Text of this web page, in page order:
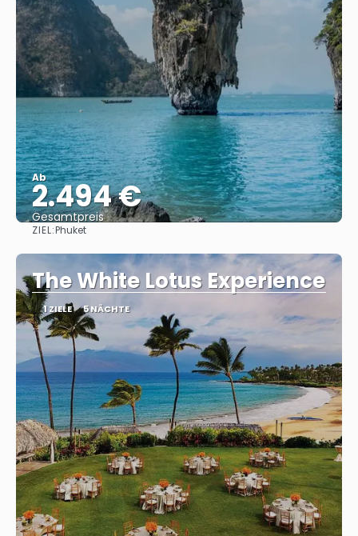
Ab
2.494 €
Gesamtpreis
ZIEL:Phuket
The White Lotus Experience
1 ZIELE 5 NÄCHTE